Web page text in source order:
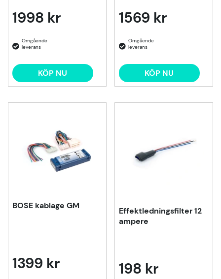
1998 kr
KÖP NU
1569 kr
KÖP NU
BOSE kablage GM
1399 kr
Effektledningsfilter 12
ampere
198 kr